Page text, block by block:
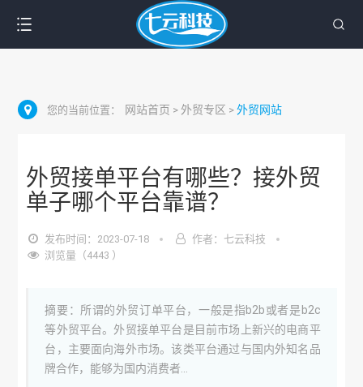
您的当前位置： 网站首页 > 外贸专区 >外贸网站
外贸接单平台有哪些？接外贸
单子哪个平台靠谱？
发布时间：2023-07-18
作者：七云科技
浏览量（4443 ）
摘要：所谓的外贸订单平台，一般是指b2b或者是b2c
等外贸平台。外贸接单平台是目前市场上新兴的电商平
台，主要面向海外市场。该类平台通过与国内外知名品
牌合作，能够为国内消费者...